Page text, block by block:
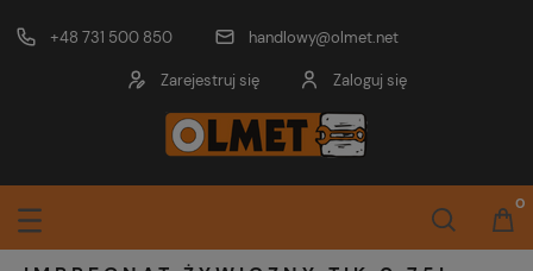
+48 731 500 850 handlowy@olmet.net
Zarejestruj się Zaloguj się